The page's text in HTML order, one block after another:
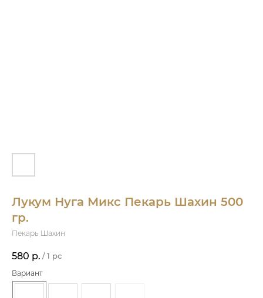
Лукум Нуга Микс Пекарь Шахин 500
гр.
Пекарь Шахин
580 р. / 1 pc
Вариант